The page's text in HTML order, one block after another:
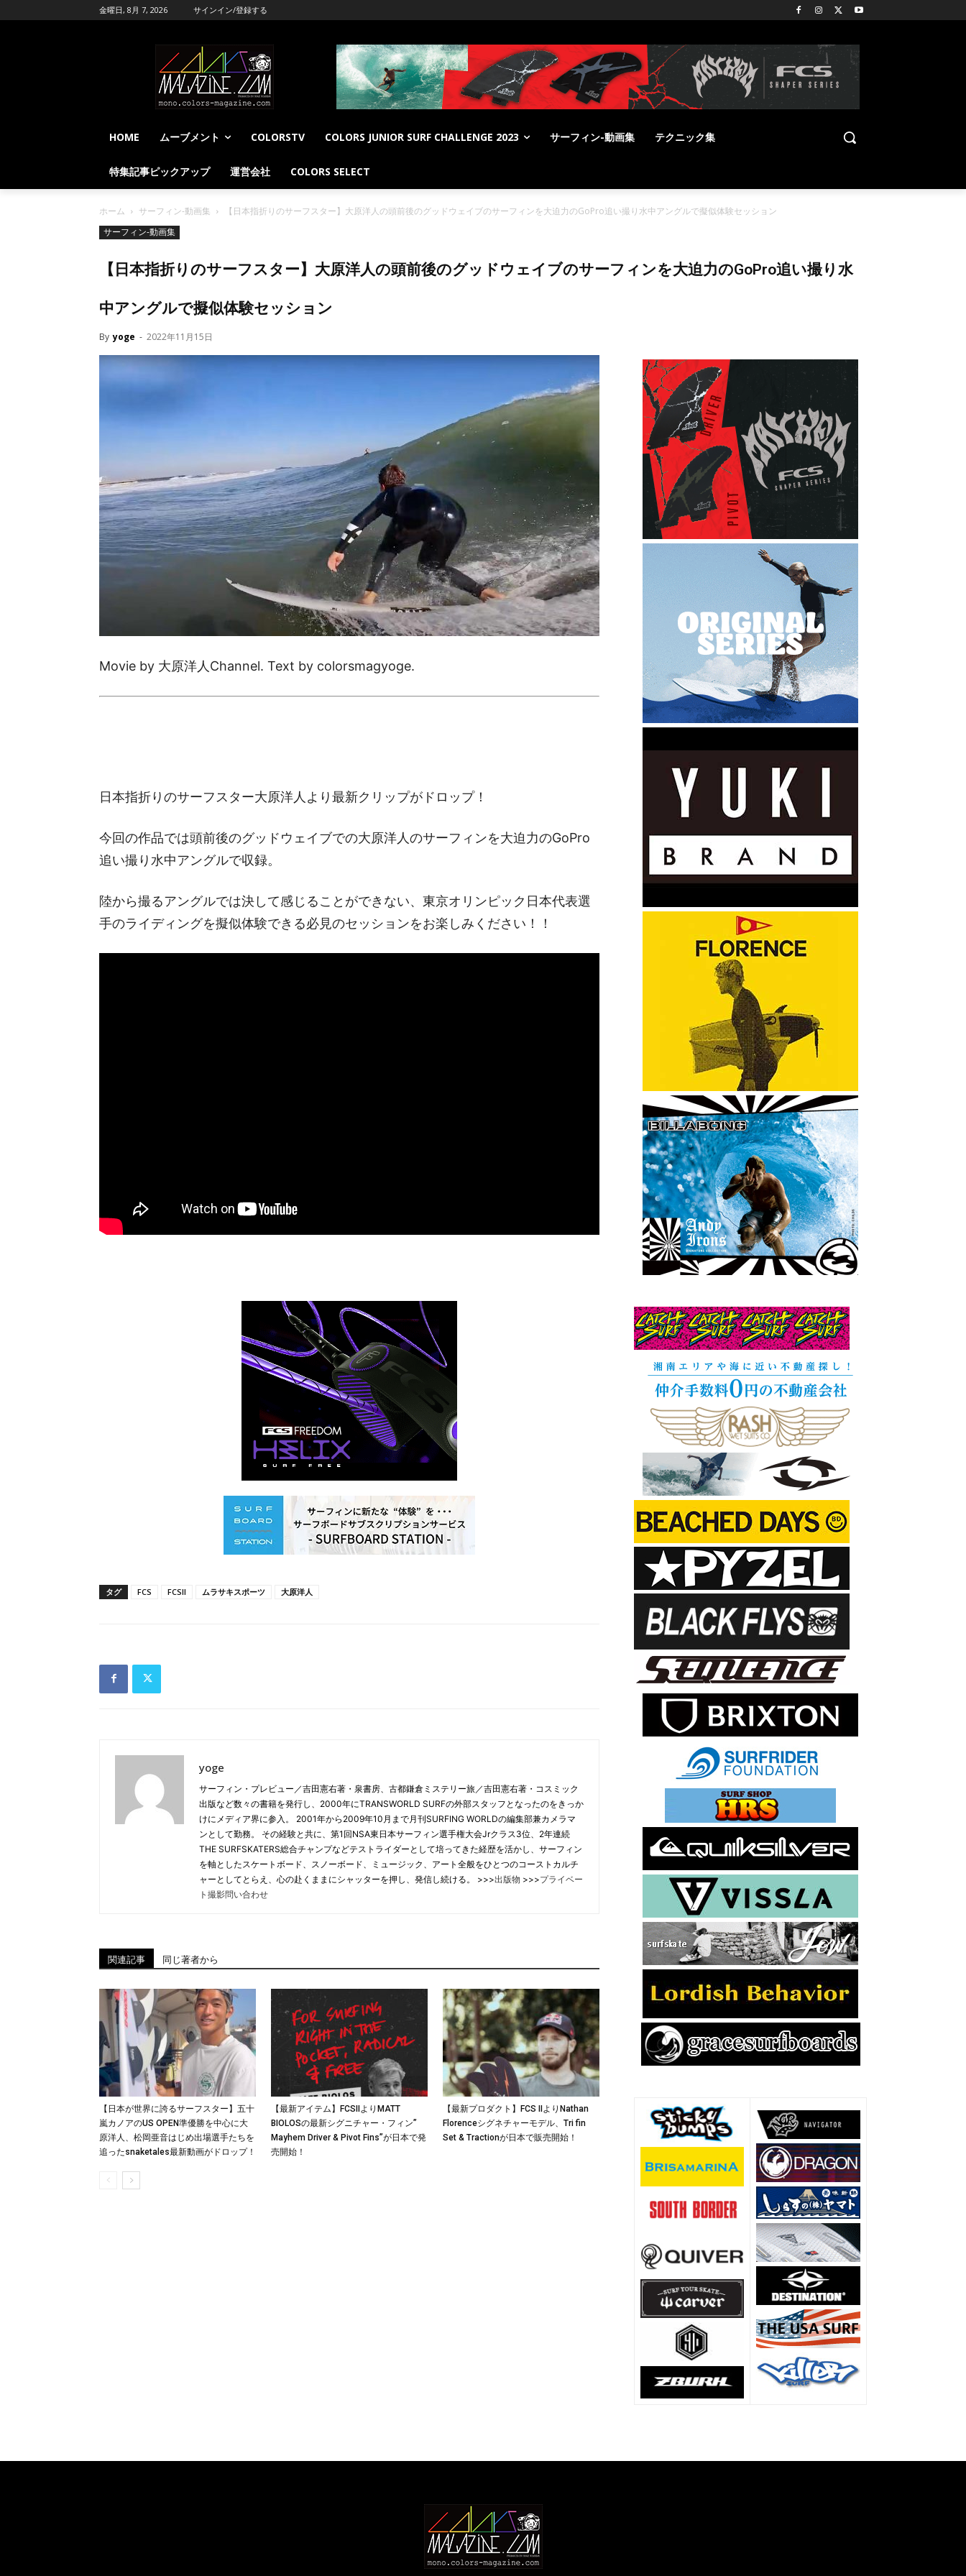
金曜日, 8月 7, 2026 サインイン/登録する
HOME ムーブメント COLORSTV COLORS JUNIOR SURF CHALLENGE 2023 サーフィン-動画集 テクニック集
特集記事ピックアップ 運営会社 COLORS SELECT
ホーム サーフィン-動画集
【日本指折りのサーフスター】大原洋人の頭前後のグッドウェイブのサーフィンを大迫力のGoPro追い撮り水中アングルで擬似体験セッション
サーフィン-動画集
【日本指折りのサーフスター】大原洋人の頭前後のグッドウェイブのサーフィンを大迫力のGoPro追い撮り水
中アングルで擬似体験セッション
By yoge - 2022年11月15日
Movie by 大原洋人Channel. Text by colorsmagyoge.
日本指折りのサーフスター大原洋人より最新クリップがドロップ！
今回の作品では頭前後のグッドウェイブでの大原洋人のサーフィンを大迫力のGoPro
追い撮り水中アングルで収録。
陸から撮るアングルでは決して感じることができない、東京オリンピック日本代表選
手のライディングを擬似体験できる必見のセッションをお楽しみください！！
タグ FCS FCSll ムラサキスポーツ 大原洋人
yoge
サーフィン・プレビュー／吉田憲右著・泉書房、古都鎌倉ミステリー旅／吉田憲右著・コスミック
出版など数々の書籍を発行し、2000年にTRANSWORLD SURFの外部スタッフとなったのをきっか
けにメディア界に参入。 2001年から2009年10月まで月刊SURFING WORLDの編集部兼カメラマ
ンとして勤務。 その経験と共に、第1回NSA東日本サーフィン選手権大会Jrクラス3位、2年連続
THE SURFSKATERS総合チャンプなどテストライダーとして培ってきた経歴を活かし、サーフィン
を軸としたスケートボード、スノーボード、ミュージック、アート全般をひとつのコーストカルチ
ャーとしてとらえ、心の赴くままにシャッターを押し、発信し続ける。 >>>出版物 >>>プライベー
ト撮影問い合わせ
関連記事 同じ著者から
【日本が世界に誇るサーフスター】五十
嵐カノアのUS OPEN準優勝を中心に大
原洋人、松岡亜音はじめ出場選手たちを
追ったsnaketales最新動画がドロップ！
【最新アイテム】FCSIIよりMATT
BIOLOSの最新シグニチャー・フィン”
Mayhem Driver & Pivot Fins”が日本で発
売開始！
【最新プロダクト】FCS IIよりNathan
Florenceシグネチャーモデル、Tri fin
Set & Tractionが日本で販売開始！